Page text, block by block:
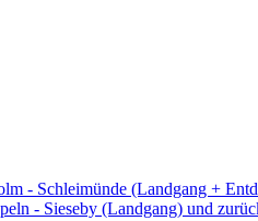
- Schleimünde (Landgang +
- Sieseby (Landgang) und